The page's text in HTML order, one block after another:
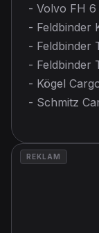
- Volvo FH
- Feldbinder
- Feldbinder
- Feldbinder
- Kögel
- Schmitz
REKLAM